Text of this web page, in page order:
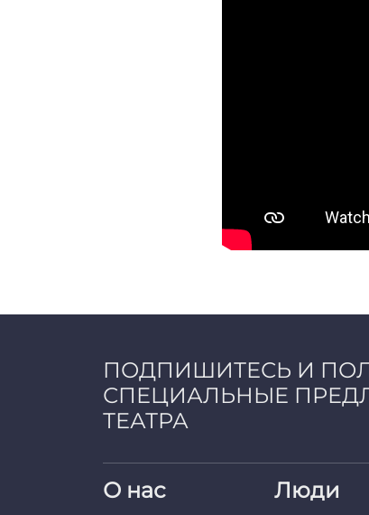
ПОДПИШИТЕСЬ И
СПЕЦИАЛЬНЫЕ
ТЕАТРА
О нас Люди